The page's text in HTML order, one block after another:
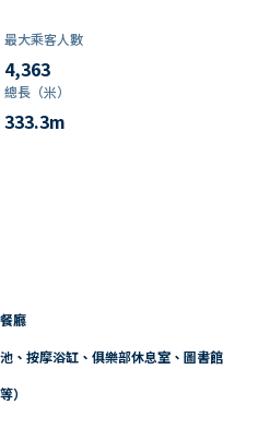
最大乘客人數
4,363
總長（米）
333.3m
廳
、按摩浴缸、俱樂部休息室、圖書館
）